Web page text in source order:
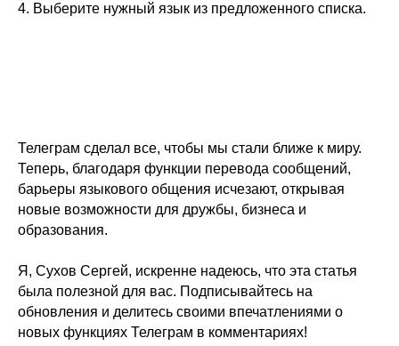
4. Выберите нужный язык из предложенного списка.
Телеграм сделал все, чтобы мы стали ближе к миру.
Теперь, благодаря функции перевода сообщений,
барьеры языкового общения исчезают, открывая
новые возможности для дружбы, бизнеса и
образования.
Я, Сухов Сергей, искренне надеюсь, что эта статья
была полезной для вас. Подписывайтесь на
обновления и делитесь своими впечатлениями о
новых функциях Телеграм в комментариях!